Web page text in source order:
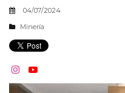
04/07/2024
Minería
 